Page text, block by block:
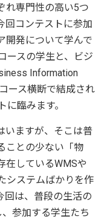
れ専門性の高い5つ
回コンテストに参加
開発について学んで
ースの学生と、ビジ
Information
ース横断で結成され
臨みます。
いますが、そこは普
ことの少ない「物
在しているWMSや
システムばかりを作
回は、普段の生活の
参加する学生たち